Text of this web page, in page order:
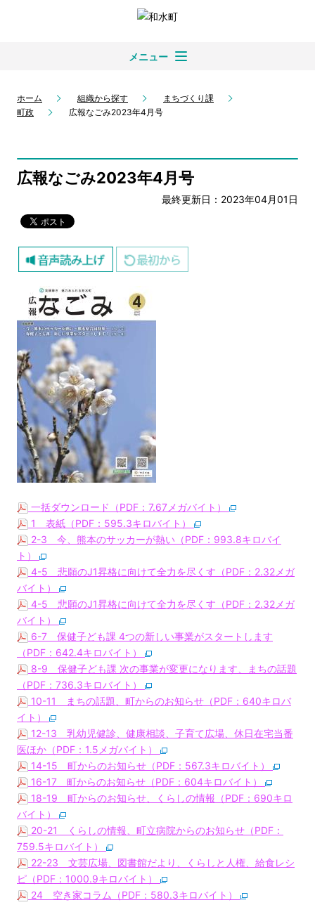
メニュー
ホーム 組織から探す
まちづくり課
町政
広報なごみ2023年4月号
広報なごみ2023年4月号
最終更新日：2023年04月01日
一括ダウンロード（PDF：7.67メガバイト）
1 表紙（PDF：595.3キロバイト）
2-3 今、熊本のサッカーが熱い（PDF：993.8キロバイ
ト）
4-5 悲願のJ1昇格に向けて全力を尽くす（PDF：2.32メガ
バイト）
4-5 悲願のJ1昇格に向けて全力を尽くす（PDF：2.32メガ
バイト）
6-7 保健子ども課 4つの新しい事業がスタートします
（PDF：642.4キロバイト）
8-9 保健子ども課 次の事業が変更になります、まちの話題
（PDF：736.3キロバイト）
10-11 まちの話題、町からのお知らせ（PDF：640キロバ
イト）
12-13 乳幼児健診、健康相談、子育て広場、休日在宅当番
医ほか（PDF：1.5メガバイト）
14-15 町からのお知らせ（PDF：567.3キロバイト）
16-17 町からのお知らせ（PDF：604キロバイト）
18-19 町からのお知らせ、くらしの情報（PDF：690キロ
バイト）
20-21 くらしの情報、町立病院からのお知らせ（PDF：
759.5キロバイト）
22-23 文芸広場、図書館だより、くらしと人権、給食レシ
ピ（PDF：1000.9キロバイト）
24 空き家コラム（PDF：580.3キロバイト）